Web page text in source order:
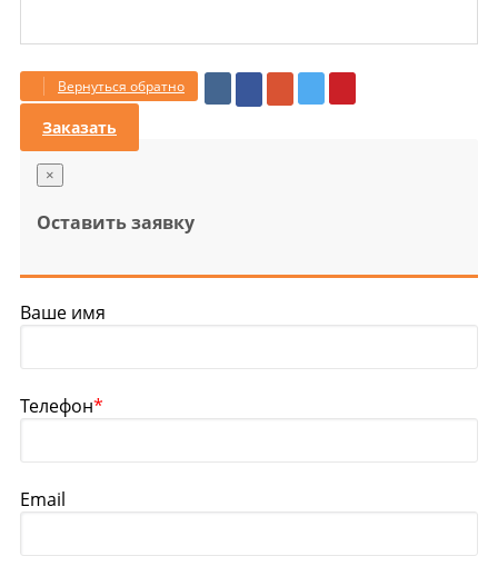
Вернуться обратно
Заказать
×
Оставить заявку
Ваше имя
Телефон*
Email